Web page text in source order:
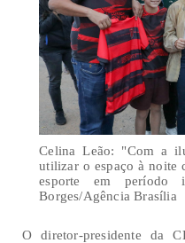
Celina Leão: "Com a
utilizar o espaço à noite
esporte em período
Borges/Agência Brasília
O diretor-presidente da